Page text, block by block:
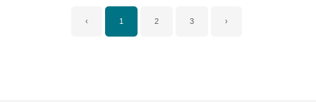
‹ 1 2 3 ›